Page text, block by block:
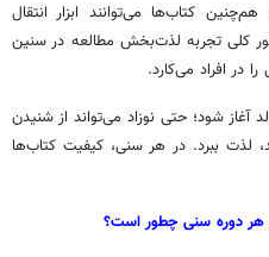
کتاب‌ها می‌توانند ابزار انتقال
کلی تجربه لذت‌بخش مطالعه در سنین
در افراد می‌کارد.
آغاز شود؛ حتی نوزاد می‌تواند از شنیدن
لذت ببرد. در هر سنی، کیفیت کتاب‌ها
هر دوره سنی چطور است؟